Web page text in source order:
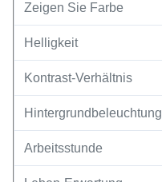
Zeigen Sie Farbe
Helligkeit
Kontrast-Verhältnis
Hintergrundbeleuchtung
Arbeitsstunde